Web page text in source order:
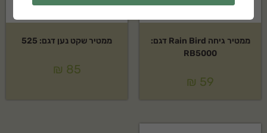
ממטיר גיחה Rain Bird דגם:
RB5000
₪ 59
ממטיר שקט נען דגם: 525
₪ 85